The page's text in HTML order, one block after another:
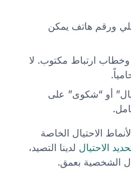
ورقم هاتف يمكن
وخطاب ارتباط مكتوب. لا
أو “شكوى” على
الاحتيال الخاصة
الاحتيال لدينا التصيد،
الشخصية بعمق.